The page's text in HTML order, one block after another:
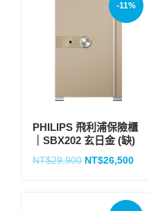
-11%
PHILIPS 飛利浦保險櫃
｜SBX202 玄日金 (缺)
NT$29,900 NT$26,500